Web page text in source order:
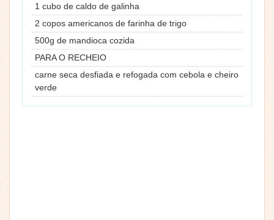
1 cubo de caldo de galinha
2 copos americanos de farinha de trigo
500g de mandioca cozida
PARA O RECHEIO
carne seca desfiada e refogada com cebola e cheiro
verde